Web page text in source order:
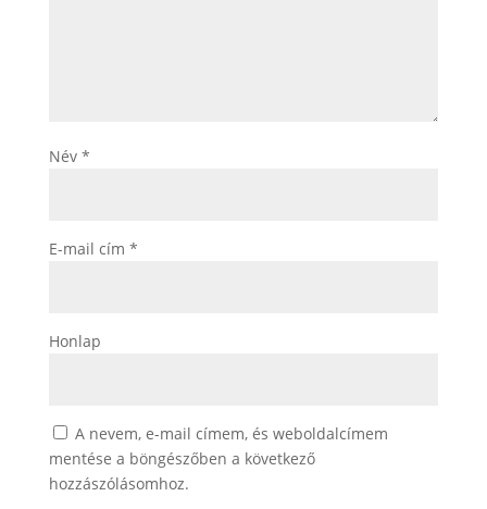
Név *
E-mail cím *
Honlap
A nevem, e-mail címem, és weboldalcímem
mentése a böngészőben a következő
hozzászólásomhoz.